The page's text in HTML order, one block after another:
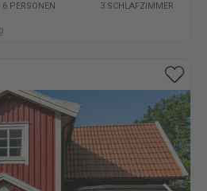
6 PERSONEN 3 SCHLAFZIMMER